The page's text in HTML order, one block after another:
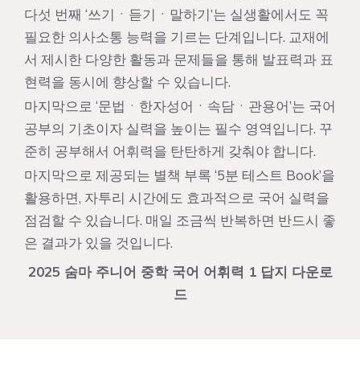
다섯 번째 ‘쓰기ㆍ듣기ㆍ말하기’는 실생활에서도 꼭
필요한 의사소통 능력을 기르는 단계입니다. 교재에
서 제시한 다양한 활동과 문제들을 통해 발표력과 표
현력을 동시에 향상할 수 있습니다.
마지막으로 ‘문법ㆍ한자성어ㆍ속담ㆍ관용어’는 국어
공부의 기초이자 실력을 높이는 필수 영역입니다. 꾸
준히 공부해서 어휘력을 탄탄하게 갖춰야 합니다.
마지막으로 제공되는 별책 부록 ‘5분 테스트 Book’을
활용하면, 자투리 시간에도 효과적으로 국어 실력을
점검할 수 있습니다. 매일 조금씩 반복하면 반드시 좋
은 결과가 있을 것입니다.
2025 숨마 주니어 중학 국어 어휘력 1 답지 다운로
드